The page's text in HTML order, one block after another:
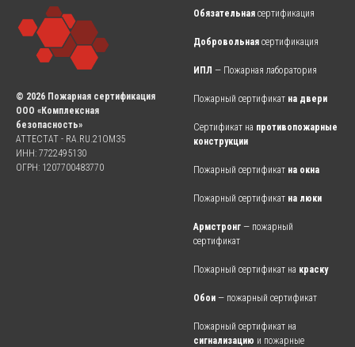
© 2026 Пожарная сертификация
ООО «Комплексная
безопасность»
АТТЕСТАТ - RA.RU.21OM35
ИНН: 7722495130
ОГРН: 1207700483770
Обязательная сертификация
Добровольная сертификация
ИПЛ — Пожарная лаборатория
Пожарный сертификат на двери
Сертификат на противопожарные
конструкции
Пожарный сертификат на окна
Пожарный сертификат на люки
Армстронг — пожарный
сертификат
Пожарный сертификат на краску
Обои — пожарный сертификат
Пожарный сертификат на
сигнализацию и пожарные